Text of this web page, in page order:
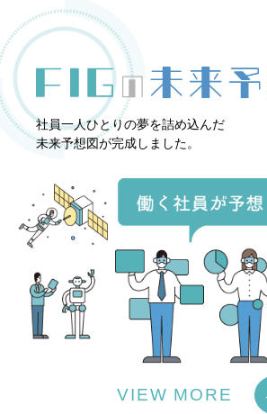
社員一人ひとりの夢を詰め込んだ
未来予想図が完成しました。
VIEW MORE